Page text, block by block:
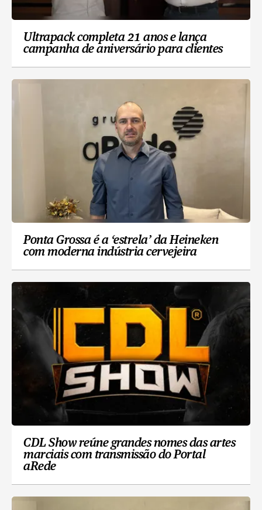
Ultrapack completa 21 anos e lança
campanha de aniversário para clientes
Ponta Grossa é a ‘estrela’ da Heineken
com moderna indústria cervejeira
CDL Show reúne grandes nomes das artes
marciais com transmissão do Portal
aRede